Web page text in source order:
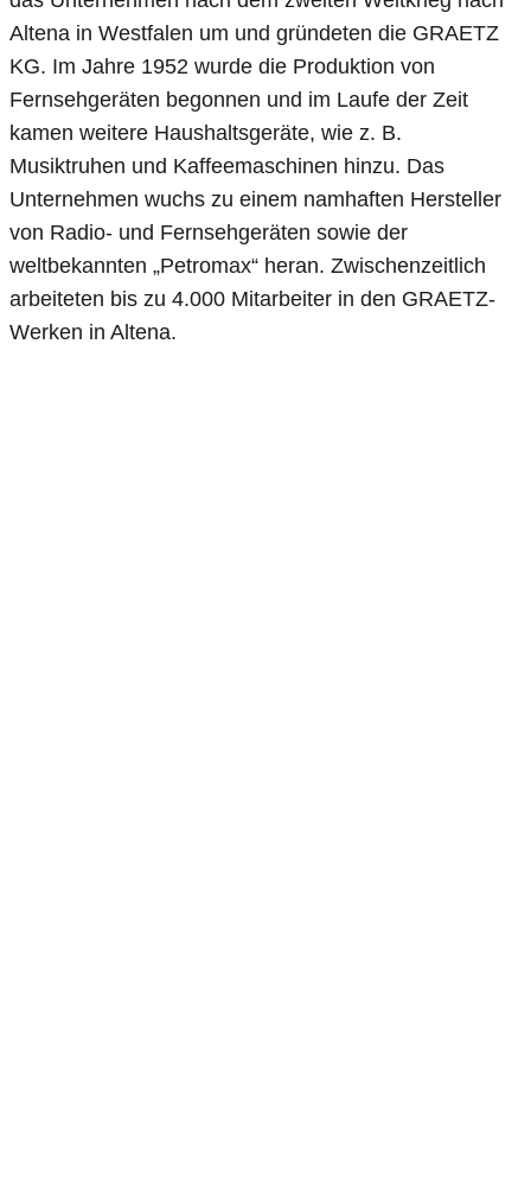
Altena in Westfalen um und gründeten die GRAETZ
KG. Im Jahre 1952 wurde die Produktion von
Fernsehgeräten begonnen und im Laufe der Zeit
kamen weitere Haushaltsgeräte, wie z. B.
Musiktruhen und Kaffeemaschinen hinzu. Das
Unternehmen wuchs zu einem namhaften Hersteller
von Radio- und Fernsehgeräten sowie der
weltbekannten „Petromax“ heran. Zwischenzeitlich
arbeiteten bis zu 4.000 Mitarbeiter in den GRAETZ-
Werken in Altena.